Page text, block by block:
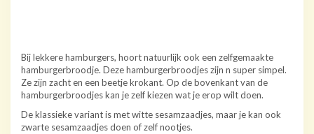
Bij lekkere hamburgers, hoort natuurlijk ook een zelfgemaakte
hamburgerbroodje. Deze hamburgerbroodjes zijn n super simpel.
Ze zijn zacht en een beetje krokant. Op de bovenkant van de
hamburgerbroodjes kan je zelf kiezen wat je erop wilt doen.
De klassieke variant is met witte sesamzaadjes, maar je kan ook
zwarte sesamzaadjes doen of zelf nootjes.